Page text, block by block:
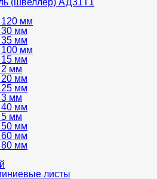
мм
мм
мм
мм
мм
2 мм
мм
мм
3 мм
мм
5 мм
мм
мм
мм
листы